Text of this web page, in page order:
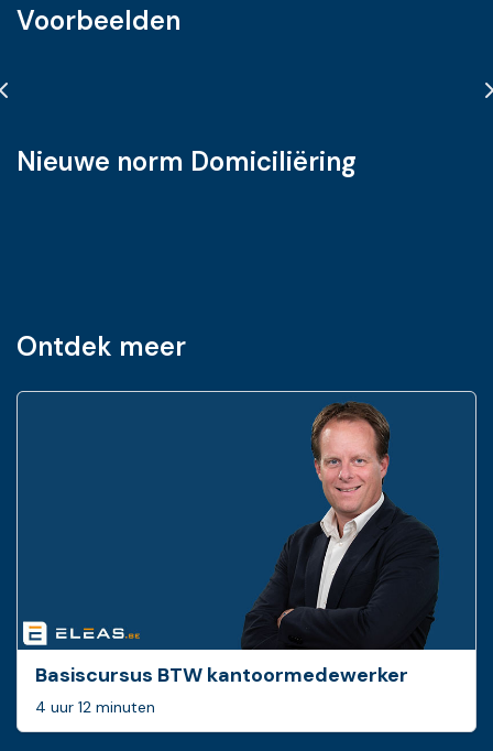
Voorbeelden
Nieuwe norm Domiciliëring
Ontdek meer
Basiscursus BTW ­kantoormedewerker
4 uur 12 minuten